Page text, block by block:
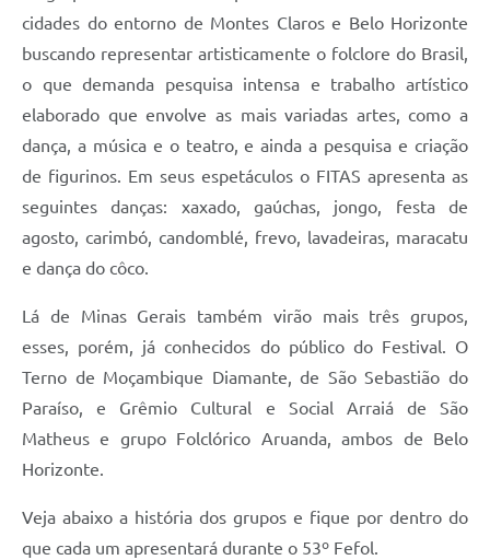
cidades do entorno de Montes Claros e Belo Horizonte
buscando representar artisticamente o folclore do Brasil,
o que demanda pesquisa intensa e trabalho artístico
elaborado que envolve as mais variadas artes, como a
dança, a música e o teatro, e ainda a pesquisa e criação
de figurinos. Em seus espetáculos o FITAS apresenta as
seguintes danças: xaxado, gaúchas, jongo, festa de
agosto, carimbó, candomblé, frevo, lavadeiras, maracatu
e dança do côco.
Lá de Minas Gerais também virão mais três grupos,
esses, porém, já conhecidos do público do Festival. O
Terno de Moçambique Diamante, de São Sebastião do
Paraíso, e Grêmio Cultural e Social Arraiá de São
Matheus e grupo Folclórico Aruanda, ambos de Belo
Horizonte.
Veja abaixo a história dos grupos e fique por dentro do
que cada um apresentará durante o 53º Fefol.